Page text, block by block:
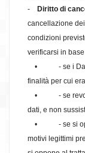
-
Diritto di
cancellazione
condizioni
verificarsi in
• - se i Dati
finalità per cui
• - se revoca
dati, e non
• - se si
motivi legittimi